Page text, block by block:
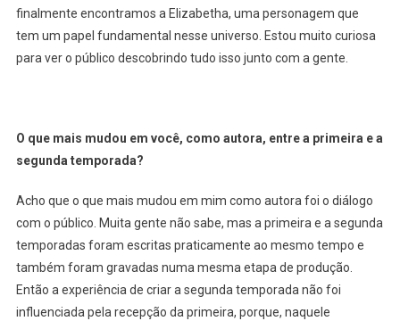
finalmente encontramos a Elizabetha, uma personagem que
tem um papel fundamental nesse universo. Estou muito curiosa
para ver o público descobrindo tudo isso junto com a gente.
O que mais mudou em você, como autora, entre a primeira e a
segunda temporada?
Acho que o que mais mudou em mim como autora foi o diálogo
com o público. Muita gente não sabe, mas a primeira e a segunda
temporadas foram escritas praticamente ao mesmo tempo e
também foram gravadas numa mesma etapa de produção.
Então a experiência de criar a segunda temporada não foi
influenciada pela recepção da primeira, porque, naquele